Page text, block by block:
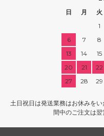
日
月 火
1
6
7 8
13
14 15
20
21 22
27
28 29
土日祝日は発送業務はお休みを
間中のご注文は翌